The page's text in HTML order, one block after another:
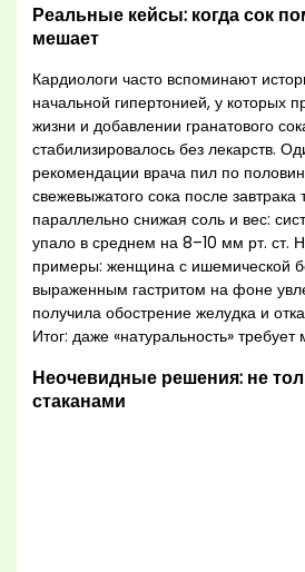
Реальные кейсы: когда сок
мешает
Кардиологи часто вспоминают
начальной гипертонией, у которых
жизни и добавлении гранатового
стабилизировалось без лекарств.
рекомендации врача пил по
свежевыжатого сока после завтрака
параллельно снижая соль и вес:
упало в среднем на 8–10 мм рт. ст.
примеры: женщина с ишемической
выраженным гастритом на фоне
получила обострение желудка и
Итог: даже «натуральность» требует
Неочевидные решения: не
стаканами